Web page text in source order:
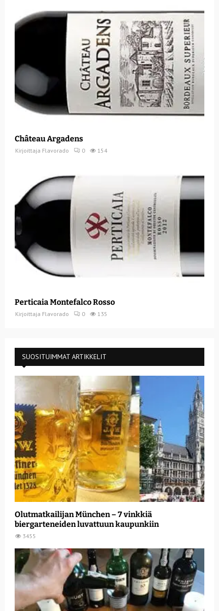
Château Argadens
Kirjoittaja Flavorado 0 154
Perticaia Montefalco Rosso
Kirjoittaja Flavorado 0 135
SUOSITUIMMAT ARTIKKELIT
Olutmatkailijan München – 7 vinkkiä
biergarteneiden luvattuun kaupunkiin
3455